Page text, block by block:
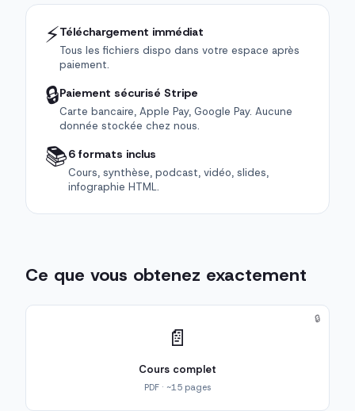
⚡Téléchargement immédiat
Tous les fichiers dispo dans votre espace après
paiement.
🔒Paiement sécurisé Stripe
Carte bancaire, Apple Pay, Google Pay. Aucune
donnée stockée chez nous.
📚6 formats inclus
Cours, synthèse, podcast, vidéo, slides,
infographie HTML.
Ce que vous obtenez exactement
📄
Cours complet
PDF · ~15 pages
🔒